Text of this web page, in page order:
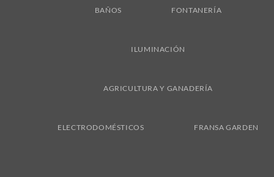
BAÑOS FONTANERÍA
ILUMINACIÓN
AGRICULTURA Y GANADERÍA
ELECTRODOMÉSTICOS FRANSA GARDEN